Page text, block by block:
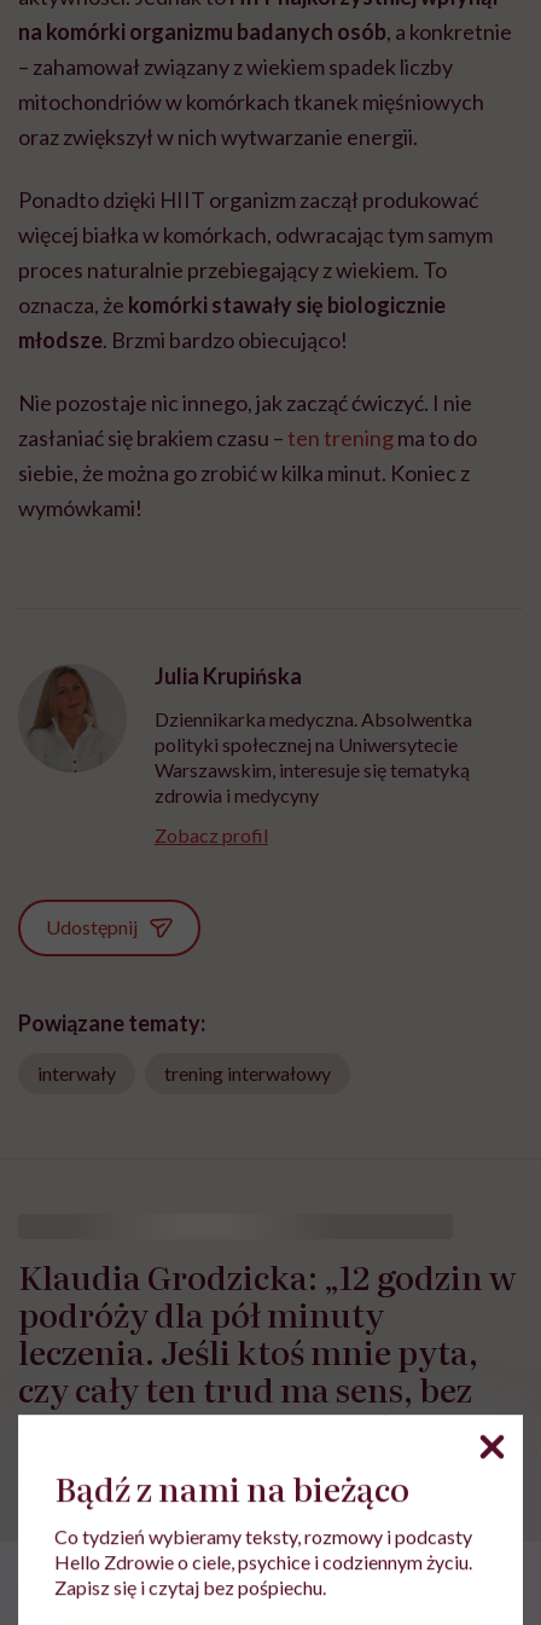
na komórki organizmu badanych osób, a konkretnie
– zahamował związany z wiekiem spadek liczby
mitochondriów w komórkach tkanek mięśniowych
oraz zwiększył w nich wytwarzanie energii.
Ponadto dzięki HIIT organizm zaczął produkować
więcej białka w komórkach, odwracając tym samym
proces naturalnie przebiegający z wiekiem. To
oznacza, że komórki stawały się biologicznie
młodsze. Brzmi bardzo obiecująco!
Nie pozostaje nic innego, jak zacząć ćwiczyć. I nie
zasłaniać się brakiem czasu –ten treningma to do
siebie, że można go zrobić w kilka minut. Koniec z
wymówkami!
Julia Krupińska
Dziennikarka medyczna. Absolwentka
polityki społecznej na Uniwersytecie
Warszawskim, interesuje się tematyką
zdrowia i medycyny
Zobacz profil
Udostępnij
Powiązane tematy:
interwały trening interwałowy
Klaudia Grodzicka: „12 godzin w
podróży dla pół minuty
leczenia. Jeśli ktoś mnie pyta,
czy cały ten trud ma sens, bez
wahania odpowiadam: 'tak’”
Bądź z nami na bieżąco
Co tydzień wybieramy teksty, rozmowy i podcasty
Hello Zdrowie o ciele, psychice i codziennym życiu.
Zapisz się i czytaj bez pośpiechu.